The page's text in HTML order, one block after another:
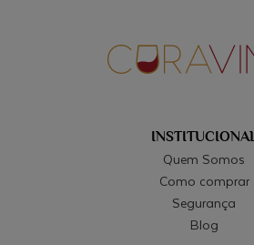
pêra e, em algumas
Adapta-se a diferentes
Malvasia:
Origem: Grécia;
Quem Somos
Como comprar
Segurança
Blog